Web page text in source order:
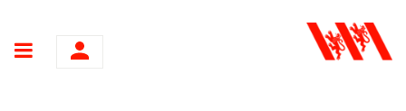
Hauptnavigation